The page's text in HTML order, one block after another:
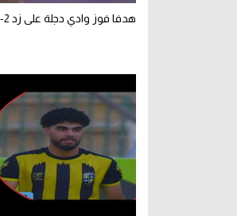
هدفا فوز وادي دجلة على زد 2-0 (كأس عاصمة مصر)